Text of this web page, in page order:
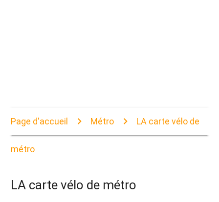
Page d'accueil Métro LA carte vélo de
métro
LA carte vélo de métro